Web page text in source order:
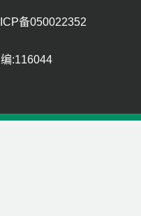
备050022352
:116044